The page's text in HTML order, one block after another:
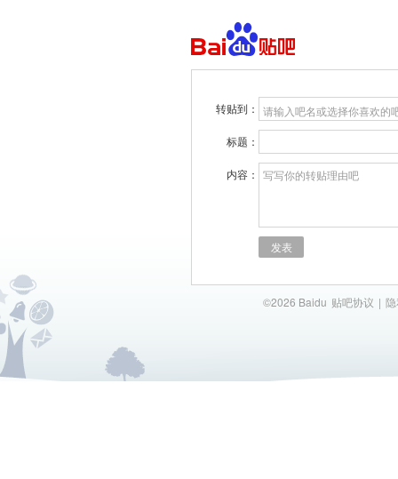
转贴到： 请输入吧名或选择你喜欢的
标题：
内容： 写写你的转贴理由吧
发表
©2026 Baidu 贴吧协议 |